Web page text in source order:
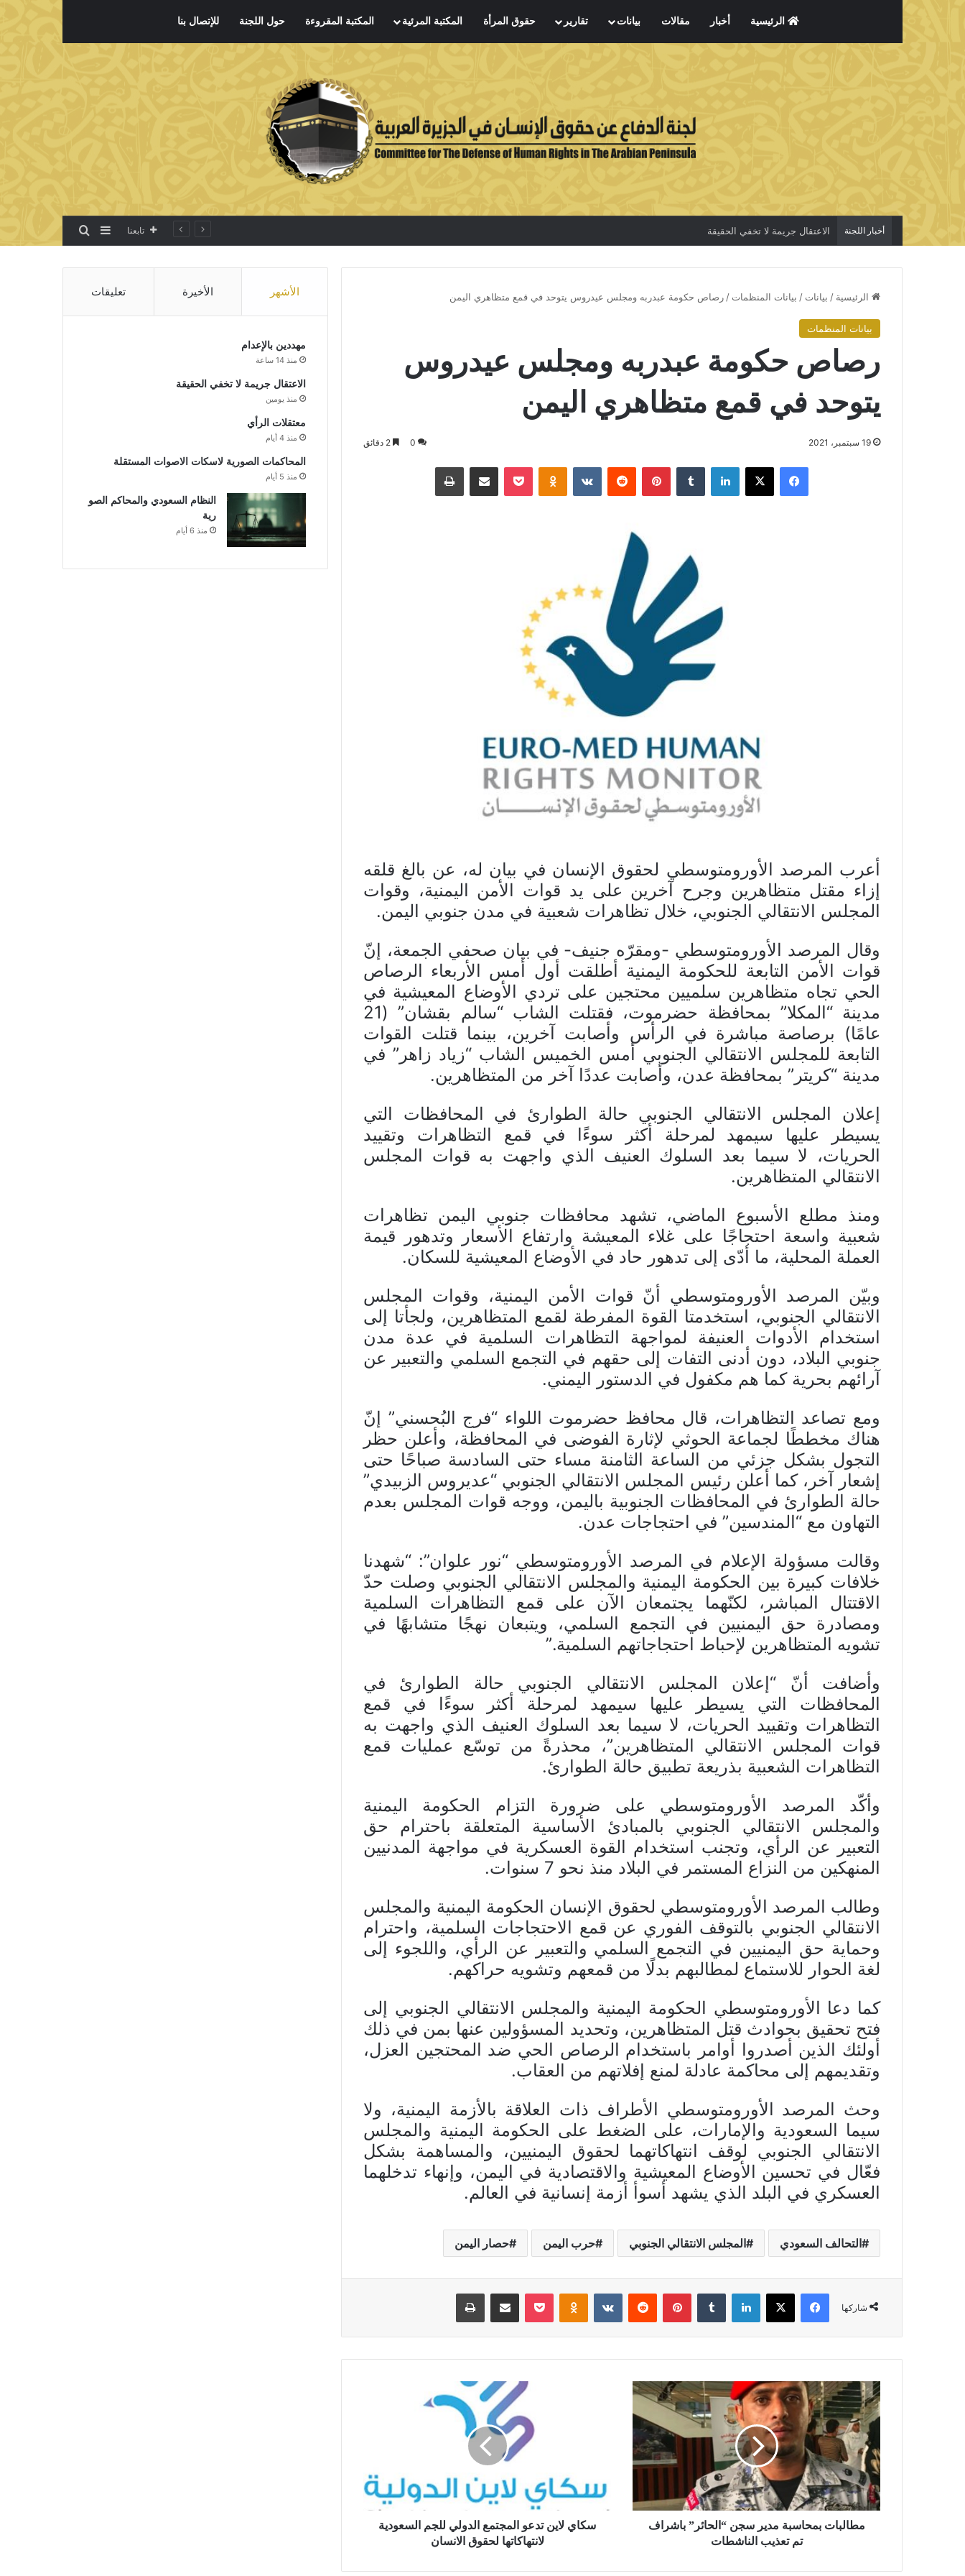
الرئيسية أخبار مقالات بيانات تقارير حقوق المرأة المكتبة المرئية المكتبة المقروءة حول اللجنة للإتصال بنا
أخبار اللجنة الاعتقال جريمة لا تخفي الحقيقة تابعنا إضافة عمود جانبي
بحث عن
الرئيسية / بيانات / بيانات المنظمات / رصاص حكومة عبدربه ومجلس عيدروس يتوحد في قمع متظاهري اليمن
بيانات المنظمات
رصاص حكومة عبدربه ومجلس عيدروس
يتوحد في قمع متظاهري اليمن
19 سبتمبر، 2021 0
فيسبوك X لينكدإن بينتيريست Odnoklassniki
بوكيت مشاركة عبر البريد طباعة
أعرب المرصد الأورومتوسطي لحقوق الإنسان في بيان له، عن بالغ قلقه
إزاء مقتل متظاهرين وجرح آخرين على يد قوات الأمن اليمنية، وقوات
المجلس الانتقالي الجنوبي، خلال تظاهرات شعبية في مدن جنوبي اليمن.
وقال المرصد الأورومتوسطي -ومقرّه جنيف- في بيان صحفي الجمعة، إنّ
قوات الأمن التابعة للحكومة اليمنية أطلقت أول أمس الأربعاء الرصاص
الحي تجاه متظاهرين سلميين محتجين على تردي الأوضاع المعيشية في
مدينة “المكلا” بمحافظة حضرموت، فقتلت الشاب “سالم بقشان” (21
عامًا) برصاصة مباشرة في الرأس وأصابت آخرين، بينما قتلت القوات
التابعة للمجلس الانتقالي الجنوبي أمس الخميس الشاب “زياد زاهر” في
مدينة “كريتر” بمحافظة عدن، وأصابت عددًا آخر من المتظاهرين.
إعلان المجلس الانتقالي الجنوبي حالة الطوارئ في المحافظات التي
يسيطر عليها سيمهد لمرحلة أكثر سوءًا في قمع التظاهرات وتقييد
الحريات، لا سيما بعد السلوك العنيف الذي واجهت به قوات المجلس
الانتقالي المتظاهرين.
ومنذ مطلع الأسبوع الماضي، تشهد محافظات جنوبي اليمن تظاهرات
شعبية واسعة احتجاجًا على غلاء المعيشة وارتفاع الأسعار وتدهور قيمة
العملة المحلية، ما أدّى إلى تدهور حاد في الأوضاع المعيشية للسكان.
وبيّن المرصد الأورومتوسطي أنّ قوات الأمن اليمنية، وقوات المجلس
الانتقالي الجنوبي، استخدمتا القوة المفرطة لقمع المتظاهرين، ولجأتا إلى
استخدام الأدوات العنيفة لمواجهة التظاهرات السلمية في عدة مدن
جنوبي البلاد، دون أدنى التفات إلى حقهم في التجمع السلمي والتعبير عن
آرائهم بحرية كما هم مكفول في الدستور اليمني.
ومع تصاعد التظاهرات، قال محافظ حضرموت اللواء “فرج البُحسني” إنّ
هناك مخططًا لجماعة الحوثي لإثارة الفوضى في المحافظة، وأعلن حظر
التجول بشكل جزئي من الساعة الثامنة مساء حتى السادسة صباحًا حتى
إشعار آخر، كما أعلن رئيس المجلس الانتقالي الجنوبي “عديروس الزبيدي”
حالة الطوارئ في المحافظات الجنوبية باليمن، ووجه قوات المجلس بعدم
التهاون مع “المندسين” في احتجاجات عدن.
وقالت مسؤولة الإعلام في المرصد الأورومتوسطي “نور علوان”: “شهدنا
خلافات كبيرة بين الحكومة اليمنية والمجلس الانتقالي الجنوبي وصلت حدّ
الاقتتال المباشر، لكنّهما يجتمعان الآن على قمع التظاهرات السلمية
ومصادرة حق اليمنيين في التجمع السلمي، ويتبعان نهجًا متشابهًا في
تشويه المتظاهرين لإحباط احتجاجاتهم السلمية.”
وأضافت أنّ “إعلان المجلس الانتقالي الجنوبي حالة الطوارئ في
المحافظات التي يسيطر عليها سيمهد لمرحلة أكثر سوءًا في قمع
التظاهرات وتقييد الحريات، لا سيما بعد السلوك العنيف الذي واجهت به
قوات المجلس الانتقالي المتظاهرين”، محذرةً من توسّع عمليات قمع
التظاهرات الشعبية بذريعة تطبيق حالة الطوارئ.
وأكّد المرصد الأورومتوسطي على ضرورة التزام الحكومة اليمنية
والمجلس الانتقالي الجنوبي بالمبادئ الأساسية المتعلقة باحترام حق
التعبير عن الرأي، وتجنب استخدام القوة العسكرية في مواجهة المدنيين
المنهكين من النزاع المستمر في البلاد منذ نحو 7 سنوات.
وطالب المرصد الأورومتوسطي لحقوق الإنسان الحكومة اليمنية والمجلس
الانتقالي الجنوبي بالتوقف الفوري عن قمع الاحتجاجات السلمية، واحترام
وحماية حق اليمنيين في التجمع السلمي والتعبير عن الرأي، واللجوء إلى
لغة الحوار للاستماع لمطالبهم بدلًا من قمعهم وتشويه حراكهم.
كما دعا الأورومتوسطي الحكومة اليمنية والمجلس الانتقالي الجنوبي إلى
فتح تحقيق بحوادث قتل المتظاهرين، وتحديد المسؤولين عنها بمن في ذلك
أولئك الذين أصدروا أوامر باستخدام الرصاص الحي ضد المحتجين العزل،
وتقديمهم إلى محاكمة عادلة لمنع إفلاتهم من العقاب.
وحث المرصد الأورومتوسطي الأطراف ذات العلاقة بالأزمة اليمنية، ولا
سيما السعودية والإمارات، على الضغط على الحكومة اليمنية والمجلس
الانتقالي الجنوبي لوقف انتهاكاتهما لحقوق اليمنيين، والمساهمة بشكل
فعّال في تحسين الأوضاع المعيشية والاقتصادية في اليمن، وإنهاء تدخلهما
العسكري في البلد الذي يشهد أسوأ أزمة إنسانية في العالم.
التحالف السعودي المجلس الانتقالي الجنوبي حرب اليمن حصار اليمن
شاركها
فيسبوك X لينكدإن بينتيريست Odnoklassniki
بوكيت مشاركة عبر البريد طباعة
مطالبات بمحاسبة مدير سجن “الحائر” باشراف
تم تعذيب الناشطات
سكاي لاين تدعو المجتمع الدولي للجم السعودية
لانتهاكاتها لحقوق الانسان
الأشهر الأخيرة تعليقات
مهددين بالإعدام
منذ 14 ساعة
الاعتقال جريمة لا تخفي الحقيقة
منذ يومين
معتقلات الرأي
منذ 4 أيام
المحاكمات الصورية لاسكات الاصوات المستقلة
منذ 5 أيام
النظام السعودي والمحاكم الصو
رية
منذ 6 أيام